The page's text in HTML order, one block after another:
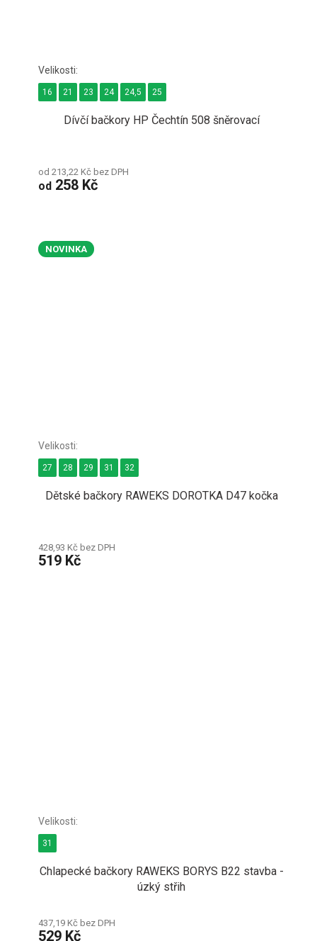
Dívčí bačkory HP Čechtín 508 šněrovací
od 213,22 Kč bez DPH
od 258 Kč
16 21 23 24 24,5 25
NOVINKA
Dětské bačkory RAWEKS DOROTKA D47 kočka
428,93 Kč bez DPH
519 Kč
27 28 29 31 32
Chlapecké bačkory RAWEKS BORYS B22 stavba -
úzký střih
437,19 Kč bez DPH
529 Kč
31